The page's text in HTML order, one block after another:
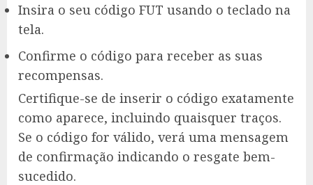
Insira o seu código FUT usando o teclado na
tela.
Confirme o código para receber as suas
recompensas.
Certifique-se de inserir o código exatamente
como aparece, incluindo quaisquer traços.
Se o código for válido, verá uma mensagem
de confirmação indicando o resgate bem-
sucedido.